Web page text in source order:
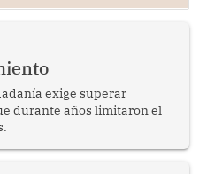
exige superar
durante años limitaron el